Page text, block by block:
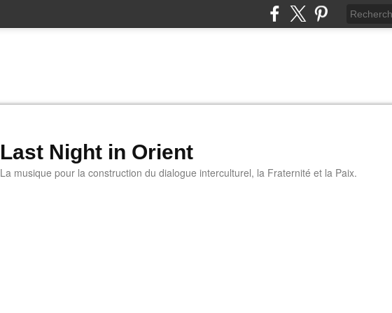
Last Night in Orient
La musique pour la construction du dialogue interculturel, la Fraternité et la Paix.